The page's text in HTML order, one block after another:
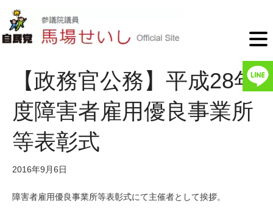
【政務官公務】平成28年
度障害者雇用優良事業所
等表彰式
2016年9月6日
障害者雇用優良事業所等表彰式にて主催者として挨拶。